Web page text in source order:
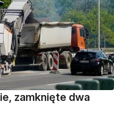
zamknięte dwa